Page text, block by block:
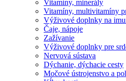
Vitamíny, minerály
Vitamíny, multivitamíny
Výživové doplnky na
Čaje, nápoje
Zažívanie
Výživové doplnky pre
Nervová sústava
Dýchanie, dýchacie cesty
Močové ústrojenstvo a